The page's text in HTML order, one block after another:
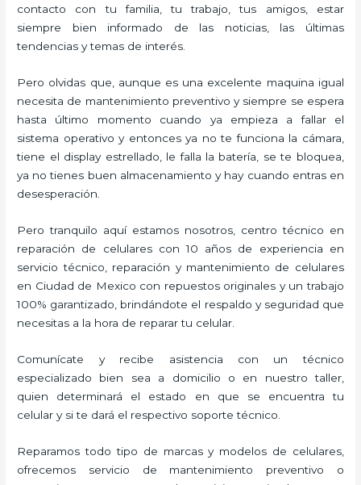
contacto con tu familia, tu trabajo, tus amigos, estar
siempre bien informado de las noticias, las últimas
tendencias y temas de interés.
Pero olvidas que, aunque es una excelente maquina igual
necesita de mantenimiento preventivo y siempre se espera
hasta último momento cuando ya empieza a fallar el
sistema operativo y entonces ya no te funciona la cámara,
tiene el display estrellado, le falla la batería, se te bloquea,
ya no tienes buen almacenamiento y hay cuando entras en
desesperación.
Pero tranquilo aquí estamos nosotros, centro técnico en
reparación de celulares con 10 años de experiencia en
servicio técnico, reparación y mantenimiento de celulares
en Ciudad de Mexico con repuestos originales y un trabajo
100% garantizado, brindándote el respaldo y seguridad que
necesitas a la hora de reparar tu celular.
Comunícate y recibe asistencia con un técnico
especializado bien sea a domicilio o en nuestro taller,
quien determinará el estado en que se encuentra tu
celular y si te dará el respectivo soporte técnico.
Reparamos todo tipo de marcas y modelos de celulares,
ofrecemos servicio de mantenimiento preventivo o